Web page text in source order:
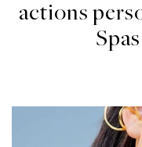
actions